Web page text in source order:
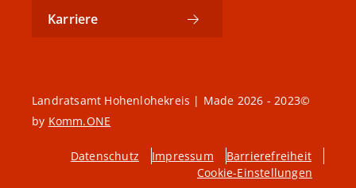
Karriere
©2023 - 2026 Landratsamt Hohenlohekreis | Made
by Komm.ONE
Barrierefreiheit
Impressum
Datenschutz
Cookie-Einstellungen